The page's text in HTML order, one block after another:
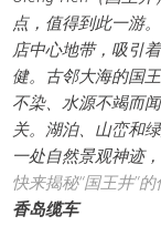
点，值得到此一游
店中心地带，吸引
健。古邻大海的国
不染、水源不竭而
关。湖泊、山峦和
一处自然景观神迹
快来揭秘“国王井”的
香岛缆车